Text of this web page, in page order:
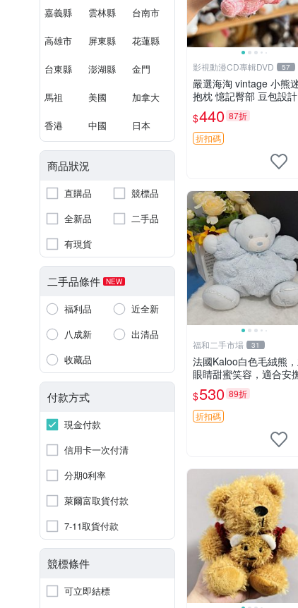
嘉義縣 雲林縣 台南市
高雄市 屏東縣 花蓮縣
台東縣 澎湖縣 金門
馬祖 美國 加拿大
香港 中國 日本
商品狀況
直購品
競標品
全新品
二手品
有現貨
二手品條件 NEW
福利品
近全新
八成新
出清品
收藏品
付款方式
現金付款
信用卡一次付清
分期0利率
萊爾富取貨付款
7-11取貨付款
競標條件
可立即結標
影視動漫CD專輯DVD 57
嚴選海淘 vintage 小熊
抱枕 憶記臀部 豆包設
m 高 推薦收藏 迷你豆包
熊、高臀部、豆袋抱枕
$440 87折
折扣碼
福和二手市場 31
法國Kaloo白色毛絨熊
眼睛甜蜜笑容，適合安
趣可愛，柔軟面料手感佳
14 白色安撫熊 毛絨玩具
寶逗樂具
$530 89折
折扣碼